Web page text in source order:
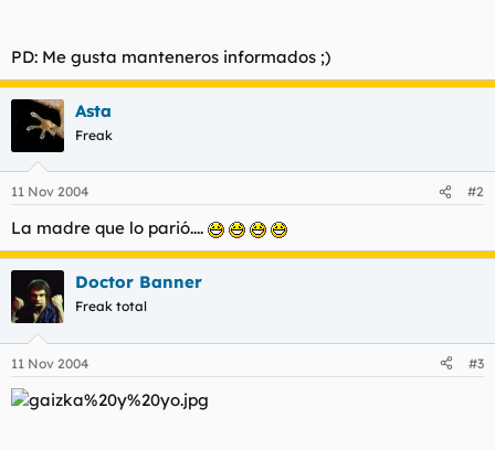
PD: Me gusta manteneros informados ;)
Asta
Freak
11 Nov 2004 #2
La madre que lo parió....
Doctor Banner
Freak total
11 Nov 2004 #3